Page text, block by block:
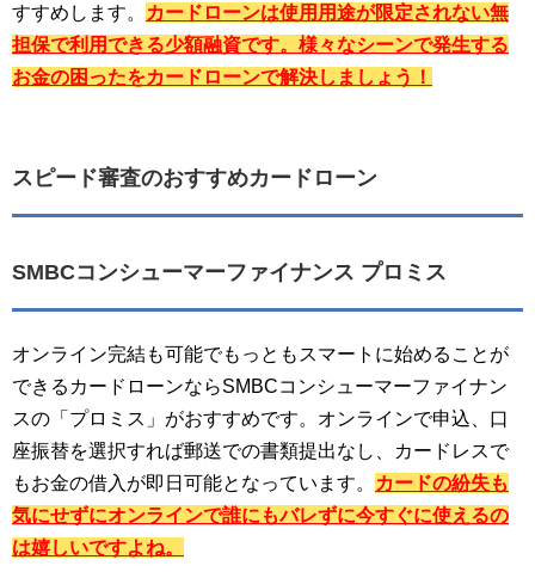
すすめします。
カードローンは使用用途が限定されない無
担保で利用できる少額融資です。様々なシーンで発生する
お金の困ったをカードローンで解決しましょう！
スピード審査のおすすめカードローン
SMBCコンシューマーファイナンス プロミス
オンライン完結も可能でもっともスマートに始めることが
できるカードローンならSMBCコンシューマーファイナン
スの「プロミス」がおすすめです。オンラインで申込、口
座振替を選択すれば郵送での書類提出なし、カードレスで
もお金の借入が即日可能となっています。
カードの紛失も
気にせずにオンラインで誰にもバレずに今すぐに使えるの
は嬉しいですよね。